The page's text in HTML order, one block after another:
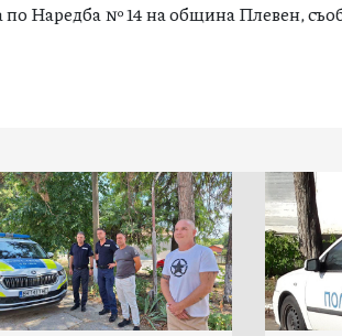
по Наредба № 14 на община Плевен,